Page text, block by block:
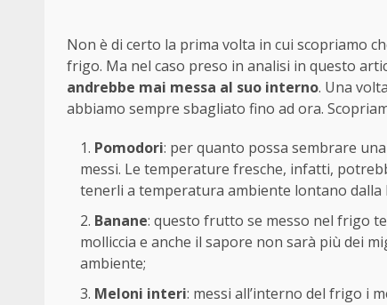
Non è di certo la prima volta in cui scopriamo
frigo. Ma nel caso preso in analisi in questo
andrebbe mai messa al suo interno. Una
abbiamo sempre sbagliato fino ad ora.
Pomodori: per quanto possa sembrare
messi. Le temperature fresche, infatti,
tenerli a temperatura ambiente lontano dalla
Banane: questo frutto se messo nel frigo
molliccia e anche il sapore non sarà più dei
ambiente;
Meloni interi: messi all’interno del frigo i